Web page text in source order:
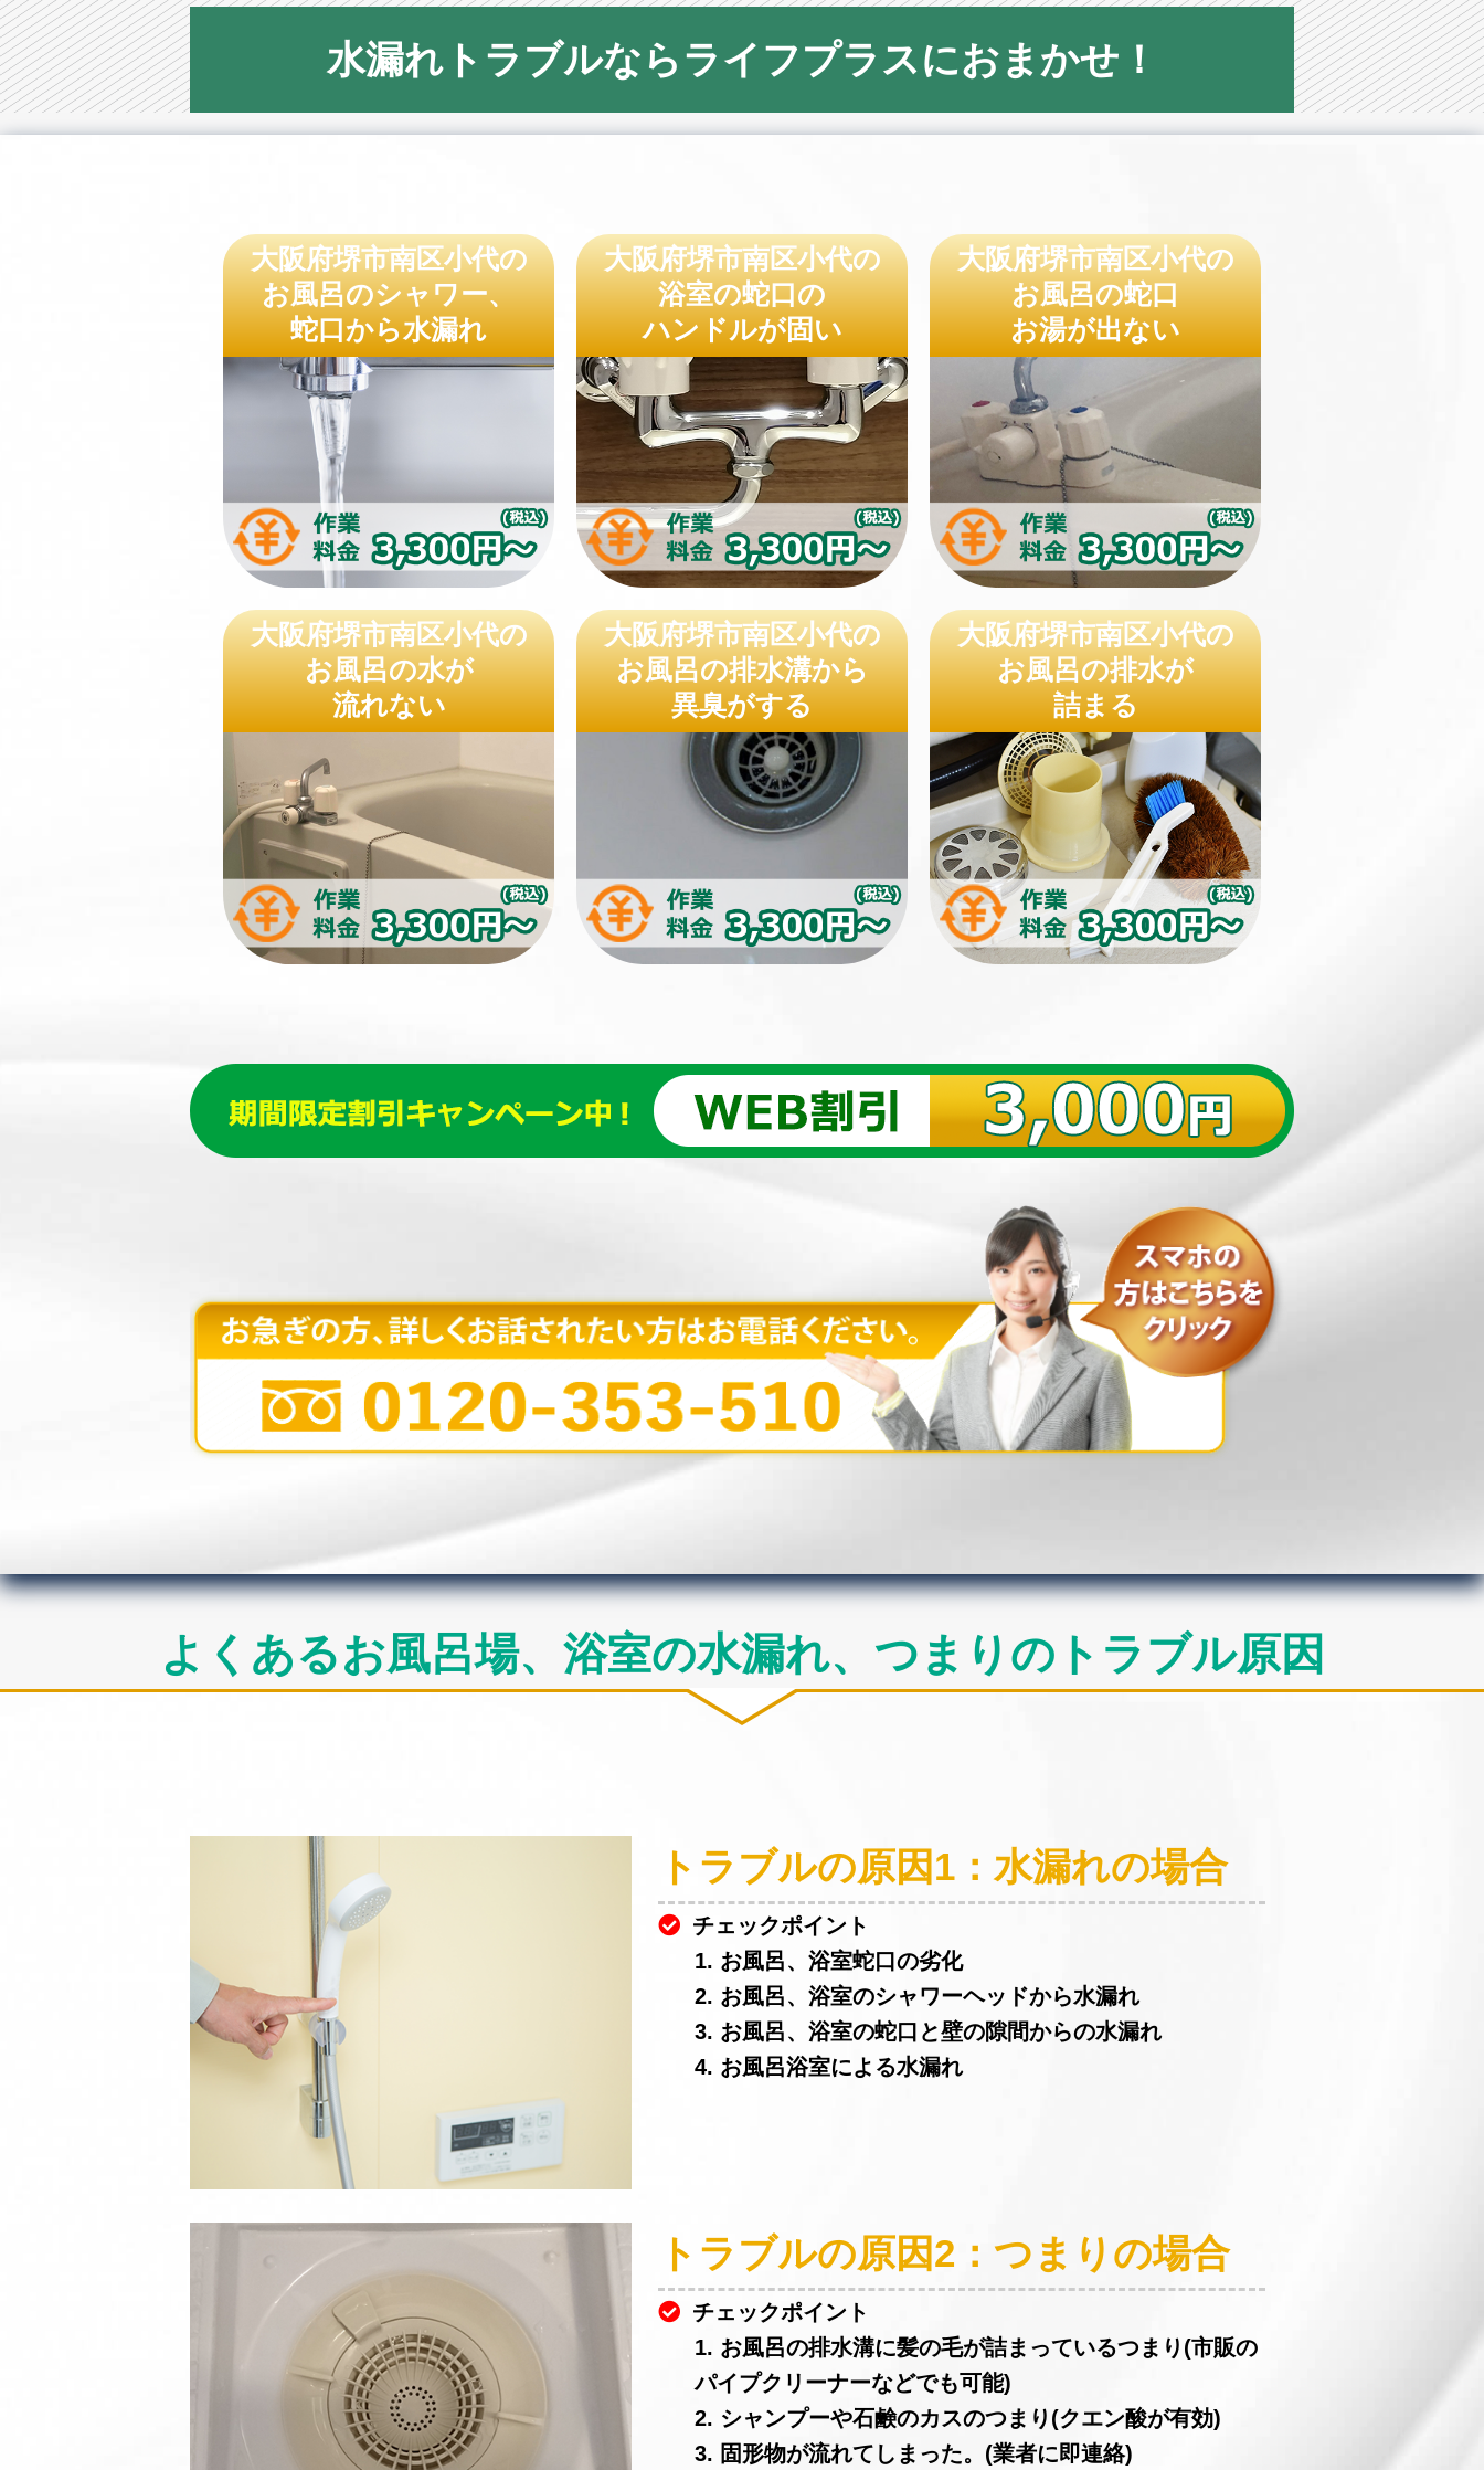
水漏れトラブルならライフプラスにおまかせ！
大阪府堺市南区小代の
お風呂のシャワー、
蛇口から水漏れ
大阪府堺市南区小代の
浴室の蛇口の
ハンドルが固い
大阪府堺市南区小代の
お風呂の蛇口
お湯が出ない
大阪府堺市南区小代の
お風呂の水が
流れない
大阪府堺市南区小代の
お風呂の排水溝から
異臭がする
大阪府堺市南区小代の
お風呂の排水が
詰まる
よくあるお風呂場、浴室の水漏れ、つまりのトラブル原因
トラブルの原因1：水漏れの場合
チェックポイント
1. お風呂、浴室蛇口の劣化
2. お風呂、浴室のシャワーヘッドから水漏れ
3. お風呂、浴室の蛇口と壁の隙間からの水漏れ
4. お風呂浴室による水漏れ
トラブルの原因2：つまりの場合
チェックポイント
1. お風呂の排水溝に髪の毛が詰まっているつまり(市販の
パイプクリーナーなどでも可能)
2. シャンプーや石鹸のカスのつまり(クエン酸が有効)
3. 固形物が流れてしまった。(業者に即連絡)